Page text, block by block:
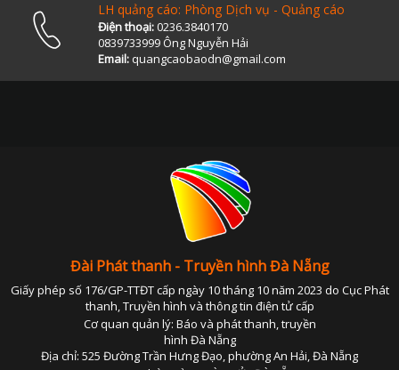
LH quảng cáo: Phòng Dịch vụ - Quảng cáo
Điện thoại:0236.3840170
0839733999 Ông Nguyễn Hải
Email: quangcaobaodn@gmail.com
Đài Phát thanh - Truyền hình Đà Nẵng
Giấy phép số 176/GP-TTĐT cấp ngày 10 tháng 10 năm 2023 do Cục Phát
thanh, Truyền hình và thông tin điện tử cấp
Cơ quan quản lý: Báo và phát thanh, truyền
hình Đà Nẵng
Địa chỉ: 525 Đường Trần Hưng Đạo, phường An Hải, Đà Nẵng